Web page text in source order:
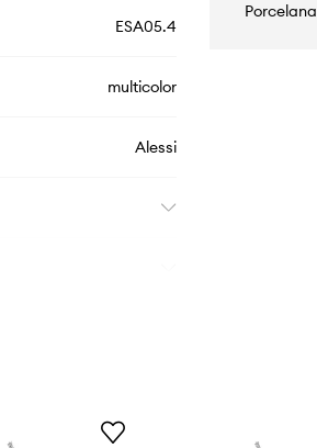
ESA05.4
multicolor
Alessi
Porcelana